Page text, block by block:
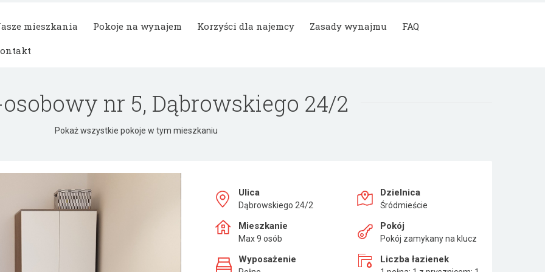
mieszkania Pokoje na wynajem Korzyści dla najemcy Zasady wynajmu
FAQ
osobowy nr 5, Dąbrowskiego 24/2
Pokaż wszystkie pokoje w tym mieszkaniu
Ulica
Dąbrowskiego 24/2
Dzielnica
Śródmieście
Mieszkanie
Max 9 osób
Pokój
Pokój zamykany na klucz
Wyposażenie Liczba łazienek